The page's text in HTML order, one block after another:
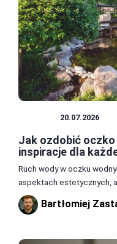
20.07.2026
Jak ozdobić oczko
inspiracje dla
Ruch wody w oczku
aspektach estetycznych,
Bartłomiej